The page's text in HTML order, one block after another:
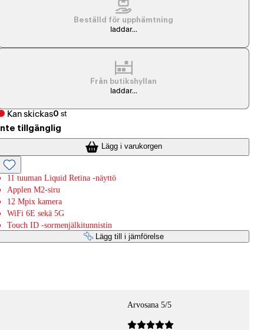
Beställd för upphämtning
laddar...
Från butikshyllan
laddar...
Kan skickas0 st
Inte tillgänglig
Lägg i varukorgen
11 tuuman Liquid Retina -näyttö
Applen M2-siru
12 Mpix kamera
WiFi 6E sekä 5G
Touch ID -sormenjälkitunnistin
Lägg till i jämförelse
Arvosana 5/5